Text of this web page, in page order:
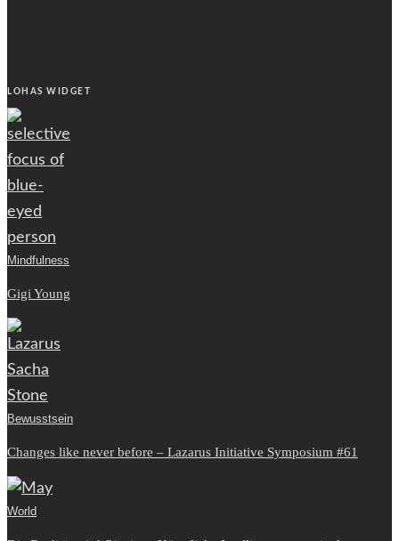
LOHAS WIDGET
Mindfulness
Gigi Young
Bewusstsein
Changes like never before – Lazarus Initiative Symposium #61
World